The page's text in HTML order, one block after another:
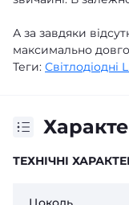
А за завдяки
максимально
Теги: Світлодіодні
ТЕХНІЧНІ